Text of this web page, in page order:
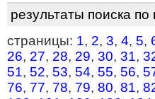
результаты поиска по
страницы: 1, 2, 3, 4, 5,
26, 27, 28, 29, 30, 31,
51, 52, 53, 54, 55, 56,
76, 77, 78, 79, 80, 81,